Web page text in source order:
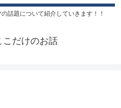
話題について紹介していきます！！
こだけのお話